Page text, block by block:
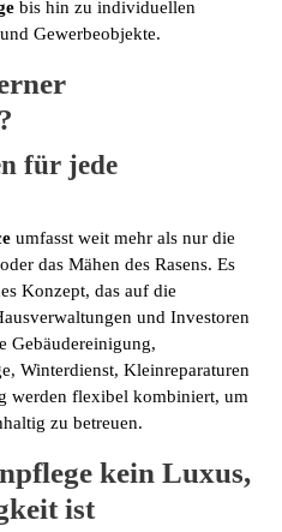
bis hin zu individuellen
Gewerbeobjekte.
für jede
umfasst weit mehr als nur die
das Mähen des Rasens. Es
Konzept, das auf die
und Investoren
Gebäudereinigung,
Winterdienst, Kleinreparaturen
werden flexibel kombiniert, um
zu betreuen.
kein Luxus,
ist